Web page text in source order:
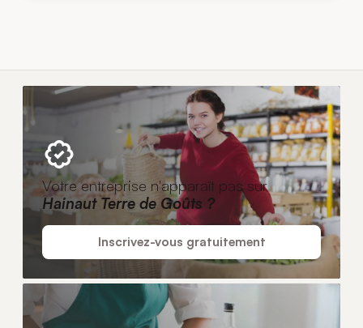
Votre entreprise n'apparaît pas sur
Hainaut Terre de Goûts ?
Inscrivez-vous gratuitement